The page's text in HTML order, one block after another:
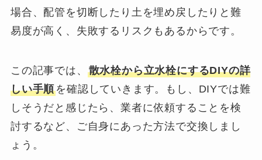
場合、配管を切断したり土を埋め戻したりと難
易度が高く、失敗するリスクもあるからです。
この記事では、 散水栓から立水栓にするDIYの詳
しい手順を確認していきます。もし、DIYでは難
しそうだと感じたら、業者に依頼することを検
討するなど、ご自身にあった方法で交換しまし
ょう。